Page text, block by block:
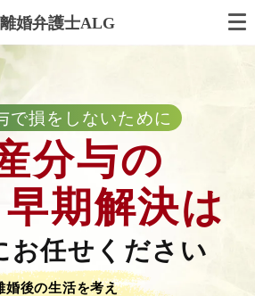
離婚弁護士ALG
で損をしないために
分与の
早期解決は
お任せください
婚後の生活を考え